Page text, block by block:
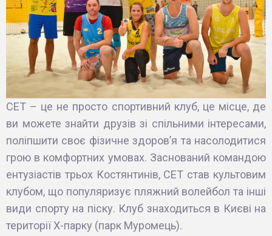
СЕТ – це не просто спортивний клуб, це місце, де
ви можете знайти друзів зі спільними інтересами,
поліпшити своє фізичне здоров’я та насолодитися
грою в комфортних умовах. Заснований командою
ентузіастів трьох Костянтинів, СЕТ став культовим
клубом, що популяризує пляжний волейбол та інші
види спорту на піску. Клуб знаходиться в Києві на
території Х-парку (парк Муромець).